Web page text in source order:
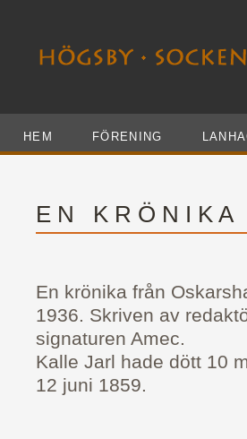
HEM FÖRENING
E N K R Ö N I K
En krönika från
1936. Skriven av
signaturen Amec.
Kalle Jarl hade dött 10
12 juni 1859.